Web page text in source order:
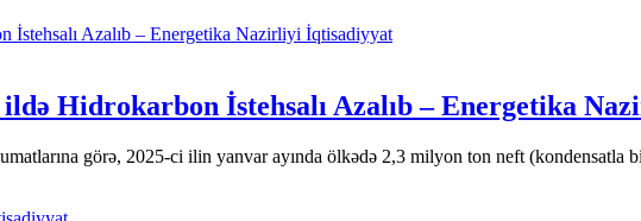
İqtisadiyyat
Hidrokarbon İstehsalı Azalıb – Energetika
görə, 2025-ci ilin yanvar ayında ölkədə 2,3 milyon ton neft (kondensatla